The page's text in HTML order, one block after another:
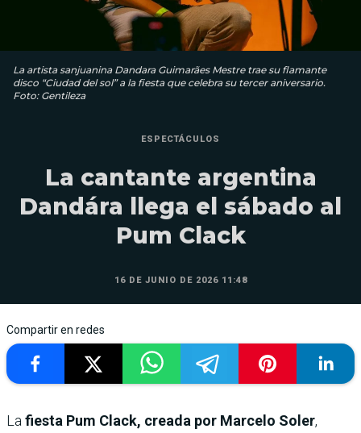
La artista sanjuanina Dandara Guimarães Mestre trae su flamante
disco “Ciudad del sol” a la fiesta que celebra su tercer aniversario.
Foto: Gentileza
ESPECTÁCULOS
La cantante argentina
Dandára llega el sábado al
Pum Clack
16 DE JUNIO DE 2026 11:48
Compartir en redes
La fiesta Pum Clack, creada por Marcelo Soler,